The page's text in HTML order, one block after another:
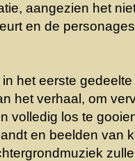
aangezien het
en de
het eerste
het verhaal, om
volledig los te
en beelden van